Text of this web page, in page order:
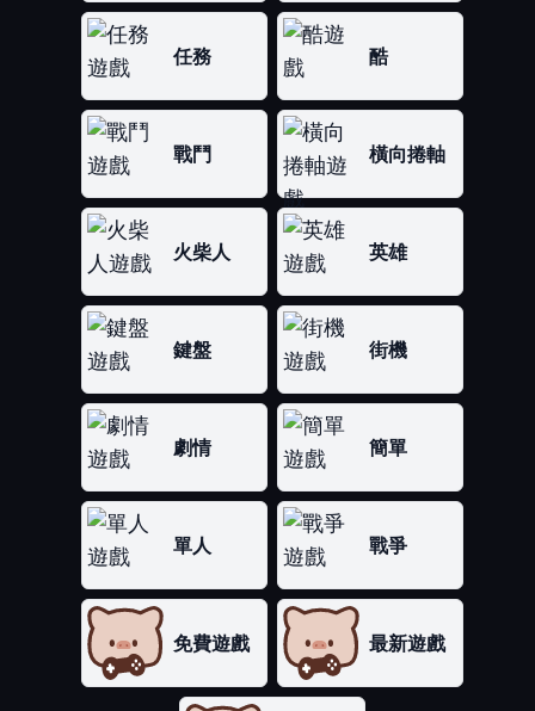
任務 酷
戰鬥 橫向捲軸
火柴人 英雄
鍵盤 街機
劇情 簡單
單人 戰爭
免費遊戲 最新遊戲